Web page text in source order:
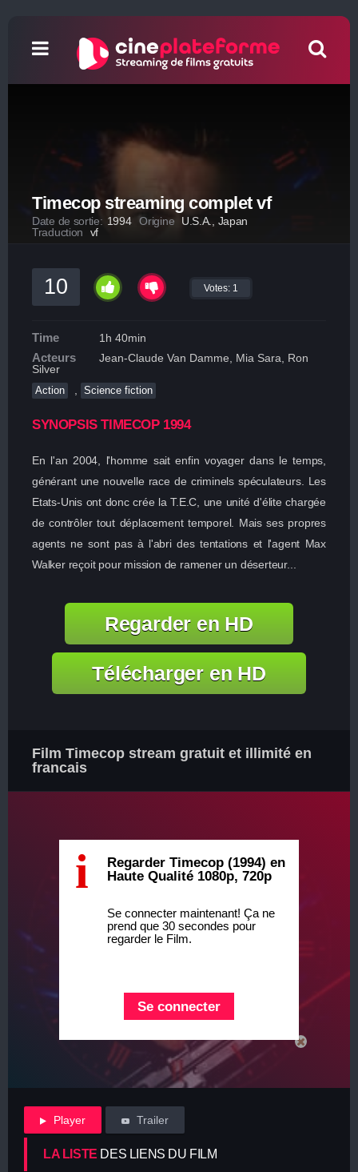
Timecop streaming complet vf
Date de sortie: 1994 Origine
U.S.A., Japan
Traduction
vf
10 Votes: 1
Time 1h 40min
Acteurs
Jean-Claude Van Damme, Mia Sara, Ron
Silver
Action Science fiction
SYNOPSIS TIMECOP 1994
En l'an 2004, l'homme sait enfin voyager dans le temps,
générant une nouvelle race de criminels spéculateurs. Les
Etats-Unis ont donc crée la T.E.C, une unité d'élite chargée
de contrôler tout déplacement temporel. Mais ses propres
agents ne sont pas à l'abri des tentations et l'agent Max
Walker reçoit pour mission de ramener un déserteur...
Regarder en HD
Télécharger en HD
Film Timecop stream gratuit et illimité en
francais
i
Regarder Timecop (1994) en
Haute Qualité 1080p, 720p
Se connecter maintenant! Ça ne
prend que 30 secondes pour
regarder le Film.
Se connecter
Player Trailer
LA LISTE DES LIENS DU FILM